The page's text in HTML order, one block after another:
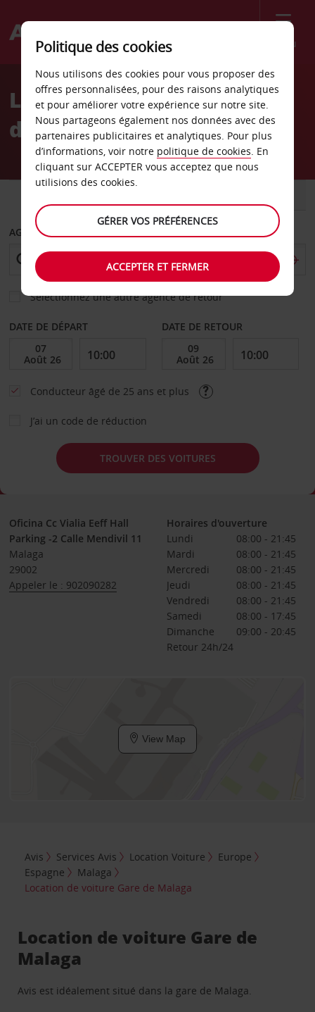
Menu
Welcome
AvisLocation de voiture Gare
de Malaga
AGENCE DE DÉPART
Sélectionnez une autre agence de retour
DATE DE DÉPART DATE DE RETOUR
Conducteur âgé de 25 ans et plus
J’ai un code de réduction
TROUVER DES VOITURES
Oficina Cc Vialia Eeff Hall
Parking -2 Calle Mendivil 11
Malaga
29002
Appeler le : 902090282
Horaires d'ouverture
Lundi
08:00 - 21:45
Mardi
08:00 - 21:45
Mercredi
08:00 - 21:45
Jeudi
08:00 - 21:45
Vendredi
08:00 - 21:45
Samedi
08:00 - 17:45
Dimanche
09:00 - 20:45
Retour 24h/24
View Map
Avis Services Avis Location Voiture
Europe
Espagne
Malaga
Location de voiture Gare de Malaga
Location de voiture Gare de
Malaga
Avis est idéalement situé dans la gare de Malaga.
Politique des cookies
Nous utilisons des cookies pour vous proposer des
offres personnalisées, pour des raisons analytiques
et pour améliorer votre expérience sur notre site.
Nous partageons également nos données avec des
partenaires publicitaires et analytiques. Pour plus
d’informations, voir notre politique de cookies. En
cliquant sur ACCEPTER vous acceptez que nous
utilisions des cookies.
GÉRER VOS PRÉFÉRENCES
ACCEPTER ET FERMER